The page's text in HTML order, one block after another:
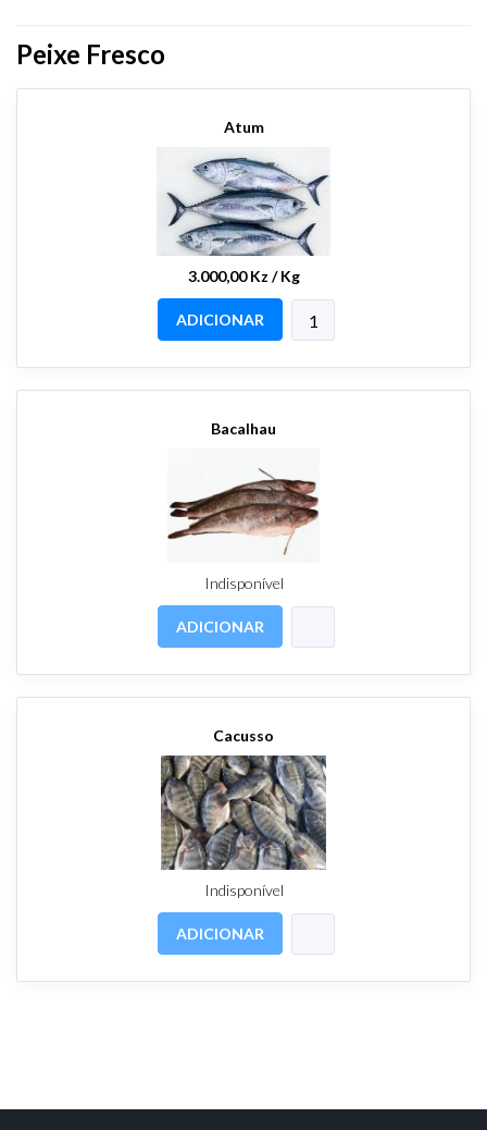
Peixe Fresco
Atum
3.000,00 Kz / Kg
ADICIONAR
Bacalhau
Indisponível
ADICIONAR
Cacusso
Indisponível
ADICIONAR